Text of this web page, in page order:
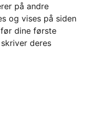
på andre
og vises på siden
dine første
deres